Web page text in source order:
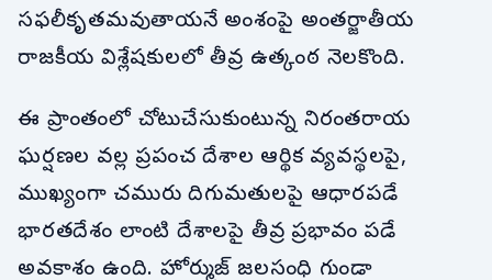
సఫలీకృతమవుతాయనే అంశంపై అంతర్జాతీయ
రాజకీయ విశ్లేషకులలో తీవ్ర ఉత్కంఠ నెలకొంది.
ఈ ప్రాంతంలో చోటుచేసుకుంటున్న నిరంతరాయ
ఘర్షణల వల్ల ప్రపంచ దేశాల ఆర్థిక వ్యవస్థలపై,
ముఖ్యంగా చమురు దిగుమతులపై ఆధారపడే
భారతదేశం లాంటి దేశాలపై తీవ్ర ప్రభావం పడే
అవకాశం ఉంది. హోర్ముజ్ జలసంధి గుండా